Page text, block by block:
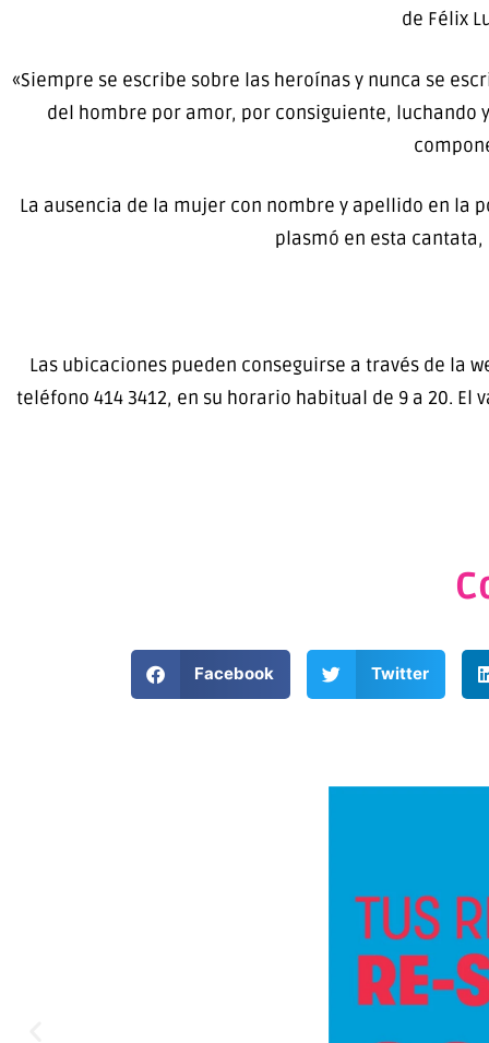
de Félix
«Siempre se escribe sobre las heroínas y nunca se
del hombre por amor, por consiguiente, luchando
La ausencia de la mujer con nombre y apellido en la
plasmó en esta
Las ubicaciones pueden conseguirse a través de la
teléfono 414 3412, en su horario habitual de 9 a 20. El
Facebook Twitter